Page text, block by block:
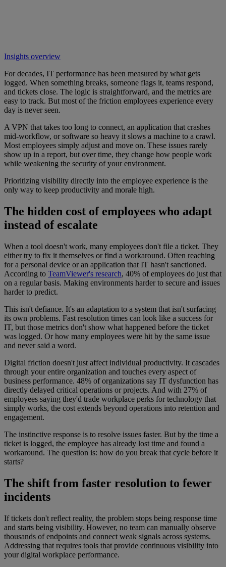
Insights overview
For decades, IT performance has been measured by what gets
logged. When something breaks, someone flags it, teams respond,
and tickets close. The logic is straightforward, and the metrics are
easy to track. But most of the friction employees experience every
day is never seen.
A VPN that takes too long to connect, an application that crashes
mid-workflow, or software so heavy it slows a machine to a crawl.
Most employees simply adjust and move on. These issues rarely
show up in a report, but over time, they change how people work
while weakening the security of your environment.
Prioritizing visibility directly into the employee experience is the
only way to keep productivity and morale high.
The hidden cost of employees who adapt
instead of escalate
When a tool doesn't work, many employees don't file a ticket. They
either try to fix it themselves or find a workaround. Often reaching
for a personal device or an application that IT hasn't sanctioned.
According to TeamViewer's research, 40% of employees do just that
on a regular basis. Making environments harder to secure and issues
harder to predict.
This isn't defiance. It's an adaptation to a system that isn't surfacing
its own problems. Fast resolution times can look like a success for
IT, but those metrics don't show what happened before the ticket
was logged. Or how many employees were hit by the same issue
and never said a word.
Digital friction doesn't just affect individual productivity. It cascades
through your entire organization and touches every aspect of
business performance. 48% of organizations say IT dysfunction has
directly delayed critical operations or projects. And with 27% of
employees saying they'd trade workplace perks for technology that
simply works, the cost extends beyond operations into retention and
engagement.
The instinctive response is to resolve issues faster. But by the time a
ticket is logged, the employee has already lost time and found a
workaround. The question is: how do you break that cycle before it
starts?
The shift from faster resolution to fewer
incidents
If tickets don't reflect reality, the problem stops being response time
and starts being visibility. However, no team can manually observe
thousands of endpoints and connect weak signals across systems.
Addressing that requires tools that provide continuous visibility into
your digital workplace performance.